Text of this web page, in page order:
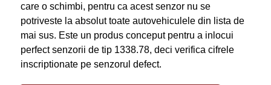
care o schimbi, pentru ca acest senzor nu se
potriveste la absolut toate autovehiculele din lista de
mai sus. Este un produs conceput pentru a inlocui
perfect senzorii de tip 1338.78, deci verifica cifrele
inscriptionate pe senzorul defect.